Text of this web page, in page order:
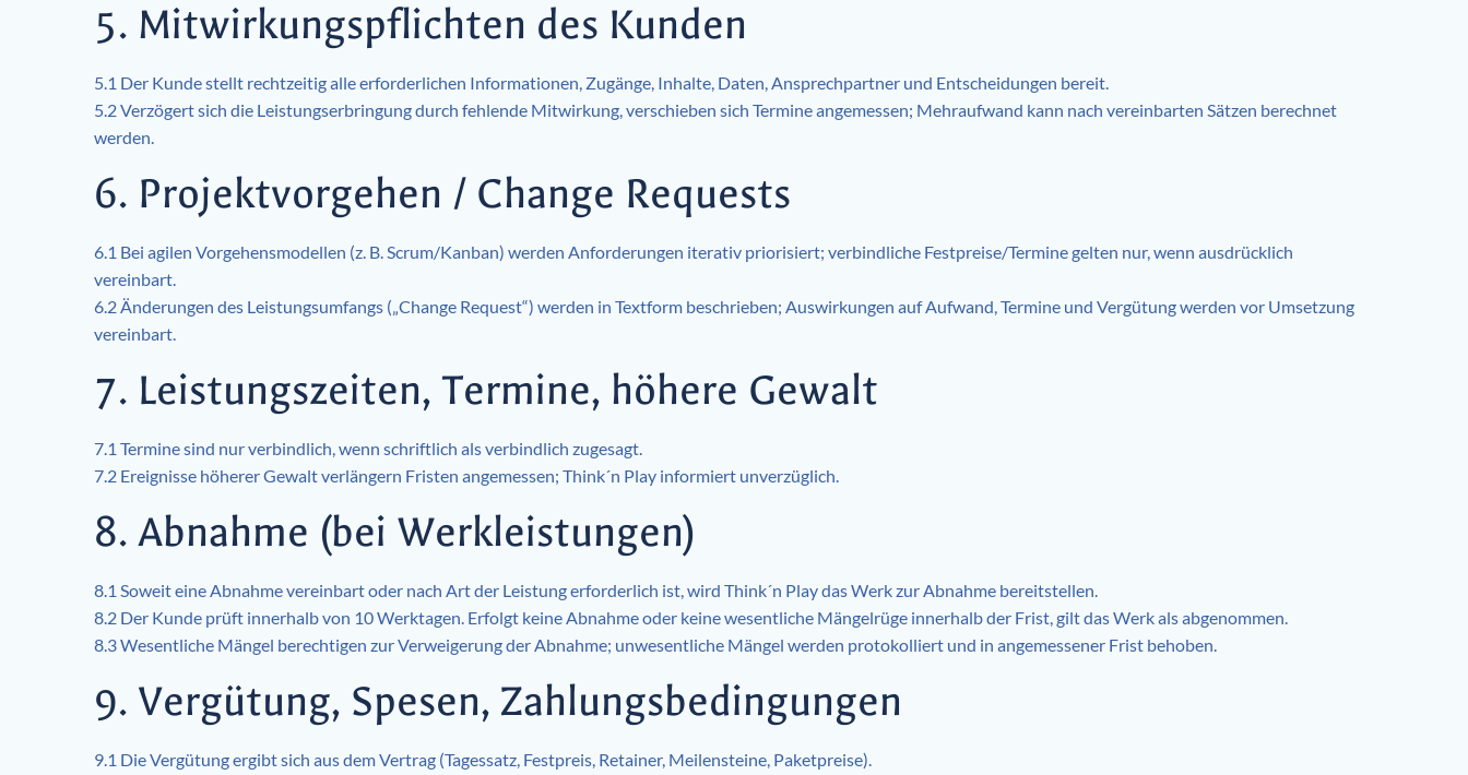
5. Mitwirkungspflichten des Kunden
5.1 Der Kunde stellt rechtzeitig alle erforderlichen Informationen, Zugänge, Inhalte, Daten, Ansprechpartner und Entscheidungen bereit.
5.2 Verzögert sich die Leistungserbringung durch fehlende Mitwirkung, verschieben sich Termine angemessen; Mehraufwand kann nach vereinbarten Sätzen berechnet
werden.
6. Projektvorgehen / Change Requests
6.1 Bei agilen Vorgehensmodellen (z. B. Scrum/Kanban) werden Anforderungen iterativ priorisiert; verbindliche Festpreise/Termine gelten nur, wenn ausdrücklich
vereinbart.
6.2 Änderungen des Leistungsumfangs („Change Request“) werden in Textform beschrieben; Auswirkungen auf Aufwand, Termine und Vergütung werden vor Umsetzung
vereinbart.
7. Leistungszeiten, Termine, höhere Gewalt
7.1 Termine sind nur verbindlich, wenn schriftlich als verbindlich zugesagt.
7.2 Ereignisse höherer Gewalt verlängern Fristen angemessen; Think´n Play informiert unverzüglich.
8. Abnahme (bei Werkleistungen)
8.1 Soweit eine Abnahme vereinbart oder nach Art der Leistung erforderlich ist, wird Think´n Play das Werk zur Abnahme bereitstellen.
8.2 Der Kunde prüft innerhalb von 10 Werktagen. Erfolgt keine Abnahme oder keine wesentliche Mängelrüge innerhalb der Frist, gilt das Werk als abgenommen.
8.3 Wesentliche Mängel berechtigen zur Verweigerung der Abnahme; unwesentliche Mängel werden protokolliert und in angemessener Frist behoben.
9. Vergütung, Spesen, Zahlungsbedingungen
9.1 Die Vergütung ergibt sich aus dem Vertrag (Tagessatz, Festpreis, Retainer, Meilensteine, Paketpreise).